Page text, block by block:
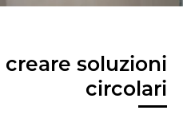
creare soluzioni
circolari